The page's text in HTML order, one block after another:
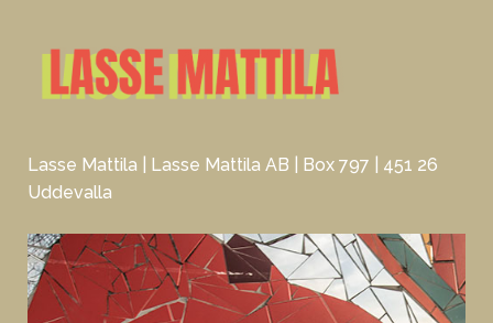
Lasse Mattila | Lasse Mattila AB | Box 797 | 451 26
Uddevalla